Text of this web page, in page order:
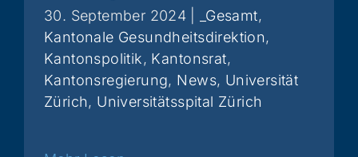
30. September 2024 _Gesamt,
Kantonale Gesundheitsdirektion,
Kantonspolitik, Kantonsrat,
Kantonsregierung, News, Universität
Zürich, Universitätsspital Zürich